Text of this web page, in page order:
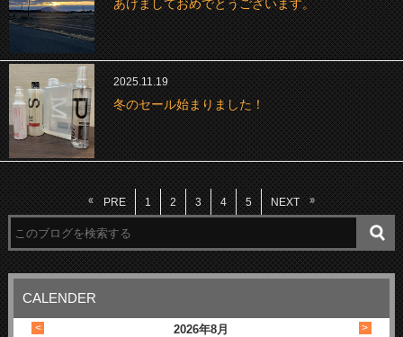
あけましておめでとうございます。
2025.11.19
冬のセール始まりました！
PRE 1 2 3 4 5 NEXT
CALENDER
2026年8月
< >